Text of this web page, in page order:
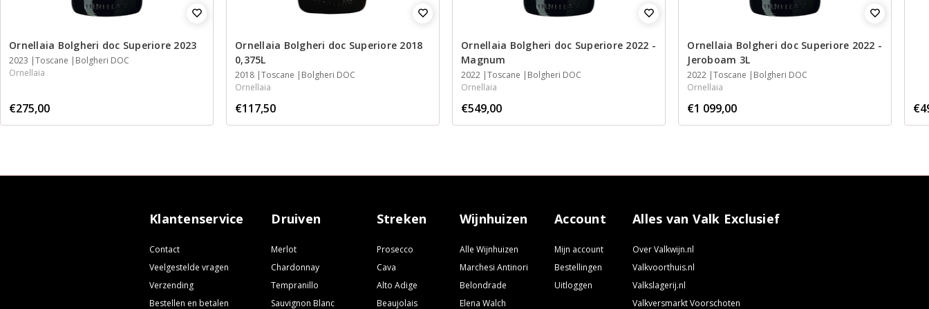
Ornellaia Bolgheri doc Superiore 2023
2023 Toscane
Bolgheri DOC
Ornellaia
€275,00
Ornellaia Bolgheri doc Superiore 2018
0,375L
2018 Toscane
Bolgheri DOC
Ornellaia
€117,50
Ornellaia Bolgheri doc Superiore 2022 -
Magnum
2022 Toscane
Bolgheri DOC
Ornellaia
€549,00
Ornellaia Bolgheri doc Superiore 2022 -
Jeroboam 3L
2022 Toscane
Bolgheri DOC
Ornellaia
€1 099,00
Klantenservice
Contact
Veelgestelde vragen
Verzending
Bestellen en betalen
Druiven
Merlot
Chardonnay
Tempranillo
Sauvignon Blanc
Streken
Prosecco
Cava
Alto Adige
Beaujolais
Wijnhuizen
Alle Wijnhuizen
Marchesi Antinori
Belondrade
Elena Walch
Account
Mijn account
Bestellingen
Uitloggen
Alles van Valk Exclusief
Over Valkwijn.nl
Valkvoorthuis.nl
Valkslagerij.nl
Valkversmarkt Voorschoten